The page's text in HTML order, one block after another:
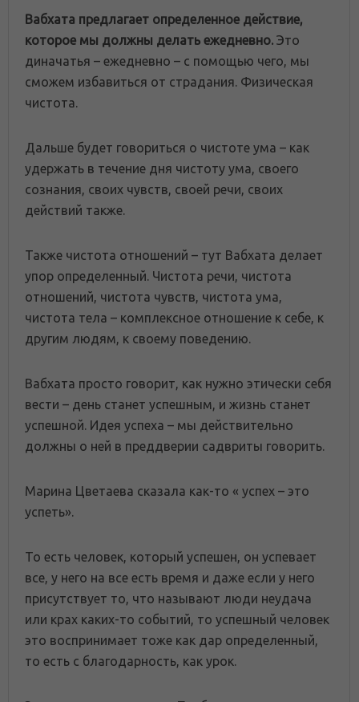
Вабхата предлагает определенное действие,
которое мы должны делать ежедневно. Это
диначатья – ежедневно – с помощью чего, мы
сможем избавиться от страдания. Физическая
чистота.
Дальше будет говориться о чистоте ума – как
удержать в течение дня чистоту ума, своего
сознания, своих чувств, своей речи, своих
действий также.
Также чистота отношений – тут Вабхата делает
упор определенный. Чистота речи, чистота
отношений, чистота чувств, чистота ума,
чистота тела – комплексное отношение к себе, к
другим людям, к своему поведению.
Вабхата просто говорит, как нужно этически себя
вести – день станет успешным, и жизнь станет
успешной. Идея успеха – мы действительно
должны о ней в преддверии садвриты говорить.
Марина Цветаева сказала как-то « успех – это
успеть».
То есть человек, который успешен, он успевает
все, у него на все есть время и даже если у него
присутствует то, что называют люди неудача
или крах каких-то событий, то успешный человек
это воспринимает тоже как дар определенный,
то есть с благодарность, как урок.